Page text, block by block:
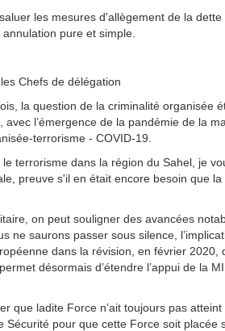
les mesures d'allègement de la
pure et simple.
Chefs de délégation
la question de la criminalité organisée
avec l’émergence de la pandémie de la
terrorisme - COVID-19.
terrorisme dans la région du Sahel, je
preuve s'il en était encore besoin que
on peut souligner des avancées
ne saurons passer sous silence,
dans la révision, en février
désormais d’étendre l’appui de la
que ladite Force n’ait toujours pas
Sécurité pour que cette Force soit